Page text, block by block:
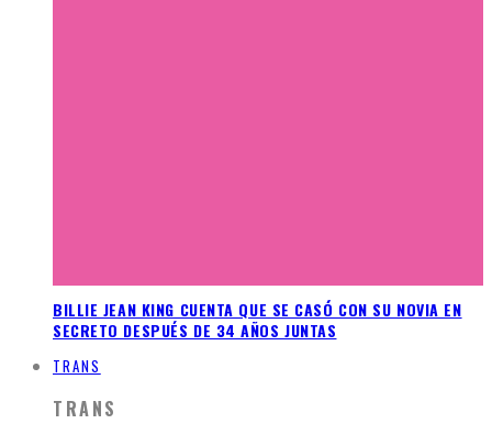
BILLIE JEAN KING CUENTA QUE SE CASÓ CON SU NOVIA EN
SECRETO DESPUÉS DE 34 AÑOS JUNTAS
TRANS
TRANS